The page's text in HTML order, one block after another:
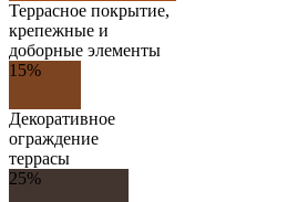
Террасное покрытие,
крепежные и
доборные элементы
15%
Декоративное
ограждение
террасы
25%